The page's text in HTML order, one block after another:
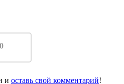
0
и оставь свой комментарий!